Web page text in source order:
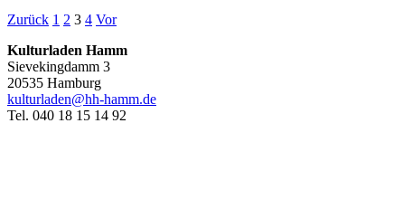
Zurück 1 2 3 4 Vor
Kulturladen Hamm
Sievekingdamm 3
20535 Hamburg
kulturladen@hh-hamm.de
Tel. 040 18 15 14 92